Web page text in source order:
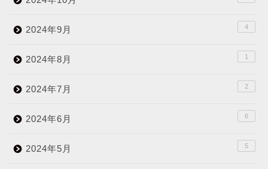
2024年9月 4
2024年8月 1
2024年7月 2
2024年6月 6
2024年5月 5